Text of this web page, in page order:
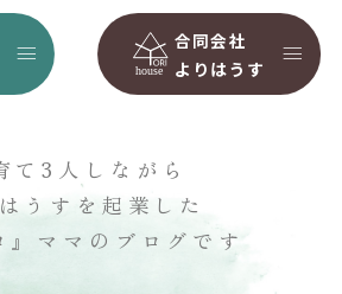
合同会社
よりはうす
て3人しながら
うすを起業した
』ママのブログです